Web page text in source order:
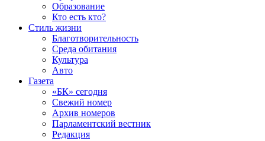
Образование
Кто есть кто?
Стиль жизни
Благотворительность
Среда обитания
Культура
Авто
Газета
«БК» сегодня
Свежий номер
Архив номеров
Парламентский вестник
Редакция